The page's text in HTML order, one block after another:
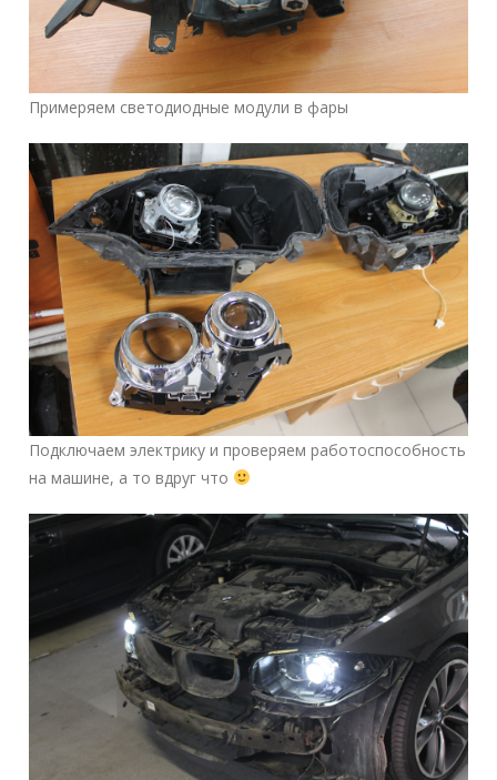
Примеряем светодиодные модули в фары
Подключаем электрику и проверяем работоспособность
на машине, а то вдруг что